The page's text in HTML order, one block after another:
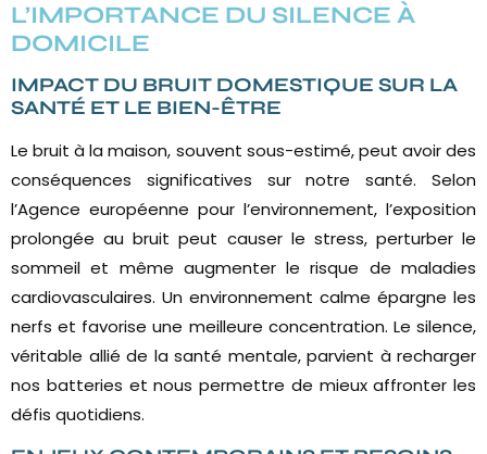
L’IMPORTANCE DU SILENCE À
DOMICILE
IMPACT DU BRUIT DOMESTIQUE SUR LA
SANTÉ ET LE BIEN-ÊTRE
Le bruit à la maison, souvent sous-estimé, peut avoir des
conséquences significatives sur notre santé. Selon
l’Agence européenne pour l’environnement, l’exposition
prolongée au bruit peut causer le stress, perturber le
sommeil et même augmenter le risque de maladies
cardiovasculaires. Un environnement calme épargne les
nerfs et favorise une meilleure concentration. Le silence,
véritable allié de la santé mentale, parvient à recharger
nos batteries et nous permettre de mieux affronter les
défis quotidiens.